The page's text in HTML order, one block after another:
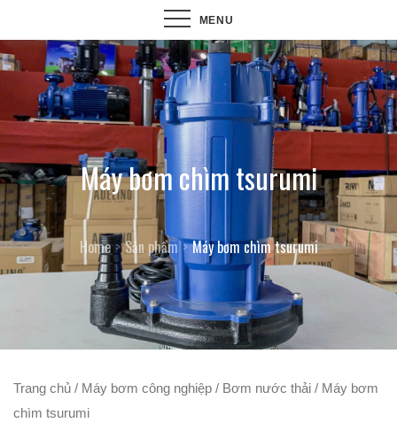
MENU
Máy bơm chìm tsurumi
Home Sản phẩm Máy bơm chìm tsurumi
Trang chủ / Máy bơm công nghiệp / Bơm nước thải / Máy bơm
chìm tsurumi